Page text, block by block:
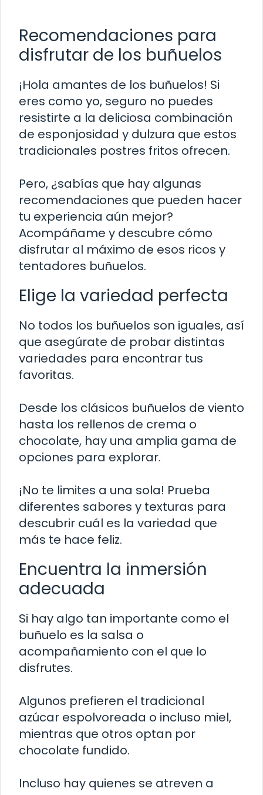
Recomendaciones para
disfrutar de los buñuelos
¡Hola amantes de los buñuelos! Si
eres como yo, seguro no puedes
resistirte a la deliciosa combinación
de esponjosidad y dulzura que estos
tradicionales postres fritos ofrecen.
Pero, ¿sabías que hay algunas
recomendaciones que pueden hacer
tu experiencia aún mejor?
Acompáñame y descubre cómo
disfrutar al máximo de esos ricos y
tentadores buñuelos.
Elige la variedad perfecta
No todos los buñuelos son iguales, así
que asegúrate de probar distintas
variedades para encontrar tus
favoritas.
Desde los clásicos buñuelos de viento
hasta los rellenos de crema o
chocolate, hay una amplia gama de
opciones para explorar.
¡No te limites a una sola! Prueba
diferentes sabores y texturas para
descubrir cuál es la variedad que
más te hace feliz.
Encuentra la inmersión
adecuada
Si hay algo tan importante como el
buñuelo es la salsa o
acompañamiento con el que lo
disfrutes.
Algunos prefieren el tradicional
azúcar espolvoreada o incluso miel,
mientras que otros optan por
chocolate fundido.
Incluso hay quienes se atreven a